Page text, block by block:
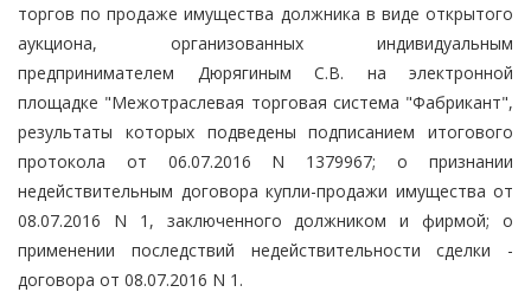
торгов по продаже имущества должника в виде открытого
аукциона, организованных индивидуальным
предпринимателем Дюрягиным С.В. на электронной
площадке "Межотраслевая торговая система "Фабрикант",
результаты которых подведены подписанием итогового
протокола от 06.07.2016 N 1379967; о признании
недействительным договора купли-продажи имущества от
08.07.2016 N 1, заключенного должником и фирмой; о
применении последствий недействительности сделки -
договора от 08.07.2016 N 1.